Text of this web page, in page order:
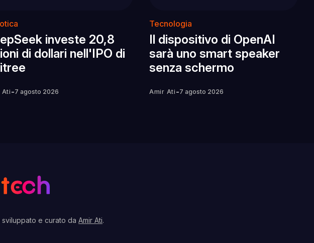
investe 20,8
di dollari nell'IPO di
Ati -7 agosto 2026
Tecnologia
Il dispositivo di OpenAI
sarà uno smart speaker
senza schermo
Amir Ati -7 agosto 2026
e curato da Amir Ati.